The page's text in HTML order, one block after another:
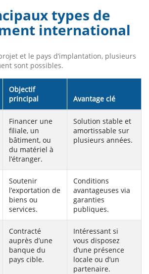
types de
international
et le pays d’implantation, plusieurs
sont possibles.
Objectif
principal
Avantage clé
Financer une
filiale, un
bâtiment, ou
du matériel à
l’étranger.
Solution stable et
amortissable sur
plusieurs années.
Soutenir
l’exportation de
biens ou
services.
Conditions
avantageuses via
garanties
publiques.
Contracté
auprès d’une
banque du
pays cible.
Intéressant si
vous disposez
d’une présence
locale ou d’un
partenaire.